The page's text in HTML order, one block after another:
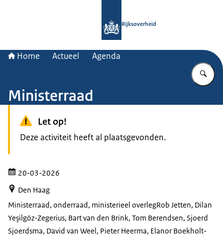
Rijksoverheid
Home Actueel Agenda
Ministerraad
Let op!
Deze activiteit heeft al plaatsgevonden.
20-03-2026
Den Haag
Ministerraad, onderraad, ministerieel overlegRob Jetten, Dilan
Yeşilgöz-Zegerius, Bart van den Brink, Tom Berendsen, Sjoerd
Sjoerdsma, David van Weel, Pieter Heerma, Elanor Boekholt-